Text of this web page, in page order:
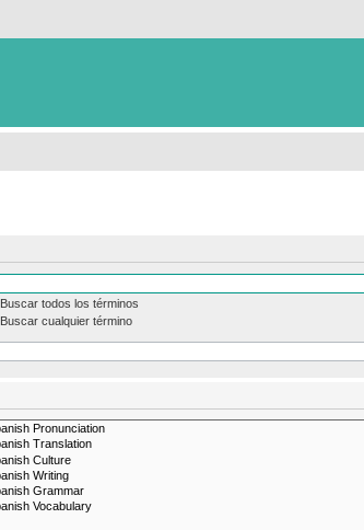
Buscar todos los términos
Buscar cualquier término